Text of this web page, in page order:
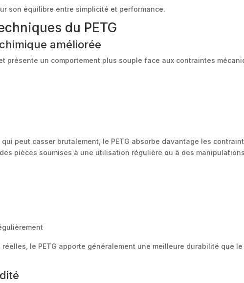
son équilibre entre simplicité et performance.
du PETG
améliorée
présente un comportement plus souple face aux contraintes
peut casser brutalement, le PETG absorbe davantage les
pièces soumises à une utilisation régulière ou à des
le PETG apporte généralement une meilleure durabilité que